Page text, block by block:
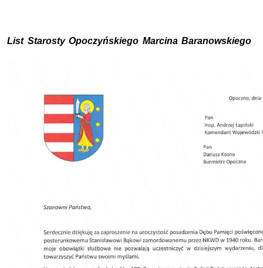
List Starosty Opoczyńskiego Marcina Baranowskiego